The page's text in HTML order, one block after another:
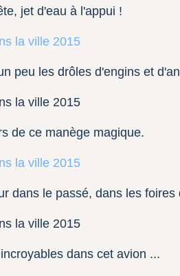
jet d'eau à l'appui !
peu les drôles d'engins et
de ce manège magique.
dans le passé, dans les foires
dans cet avion ...